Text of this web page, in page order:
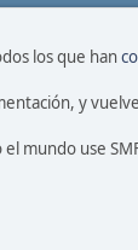
los que han
y
mundo use